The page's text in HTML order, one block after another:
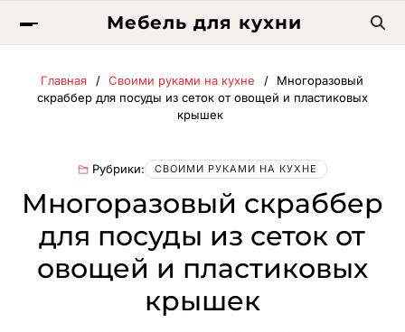
Мебель для кухни
Главная Своими руками на кухне
Многоразовый
скраббер для посуды из сеток от овощей и пластиковых
крышек
Рубрики: СВОИМИ РУКАМИ НА КУХНЕ
Многоразовый скраббер
для посуды из сеток от
овощей и пластиковых
крышек